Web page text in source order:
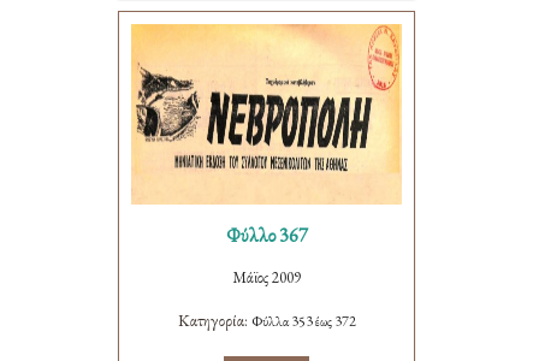
Φύλλο 367
Μάϊος 2009
Κατηγορία: Φύλλα 353 έως 372